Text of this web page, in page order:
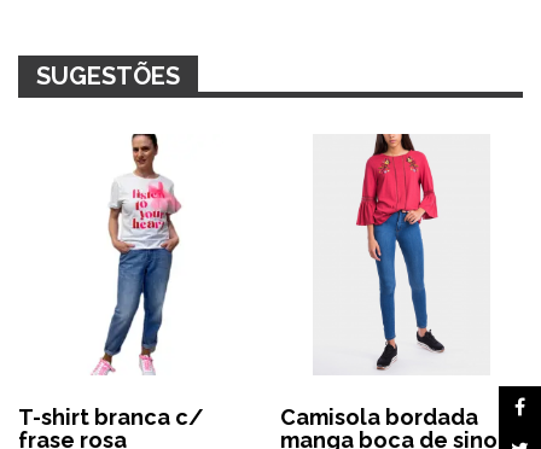
SUGESTÕES
T-shirt branca c/
frase rosa
Camisola bordada
manga boca de sino